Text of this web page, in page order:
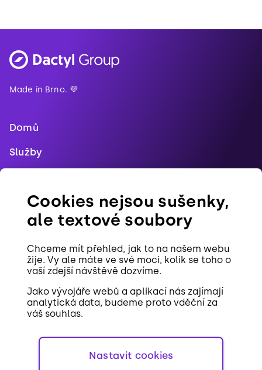
Cookies nejsou sušenky,
ale textové soubory
Chceme mít přehled, jak to na našem webu
žije. Vy ale máte ve své moci, kolik se toho o
vaší zdejší návštěvě dozvíme.
Jako vývojáře webů a aplikací nás zajímají
analytická data, budeme proto vděční za
váš souhlas.
Nastavit cookies
Made in Brno. 💜
Domů
Služby
Reference
Pracovní pozice
Kontakt
Cookies